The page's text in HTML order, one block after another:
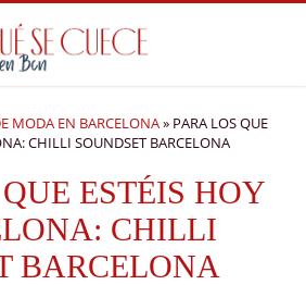
MODA EN BARCELONA» PARA LOS QUE
CHILLI SOUNDSET BARCELONA
ESTÉIS HOY
CHILLI
BARCELONA